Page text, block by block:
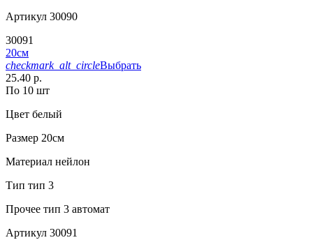
Артикул 30090
30091
20см
checkmark_alt_circleВыбрать
25.40 р.
По 10 шт
Цвет белый
Размер 20см
Материал нейлон
Тип тип 3
Прочее тип 3 автомат
Артикул 30091